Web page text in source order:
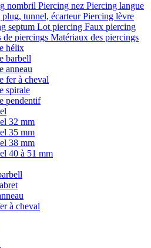
nombril Piercing nez Piercing langue
tunnel, écarteurPiercing lèvre
septum Lot piercing Faux piercing
de piercings Matériaux des piercings
hélix
barbell
anneau
fer à cheval
spirale
pendentif
32 mm
35 mm
38 mm
40 à 51 mm
à cheval